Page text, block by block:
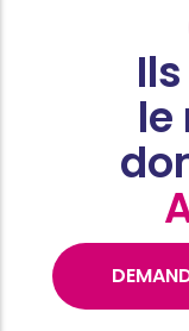
le